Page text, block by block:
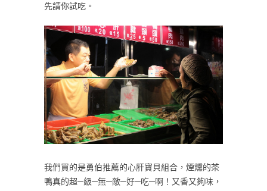
先請你試吃。
我們買的是勇伯推薦的心肝寶貝組合，煙燻的茶
鴨真的超─級─無─敵─好─吃─啊！又香又夠味，